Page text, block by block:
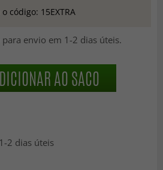
o código: 15EXTRA
envio em 1-2 dias úteis.
AO SACO
2 dias úteis